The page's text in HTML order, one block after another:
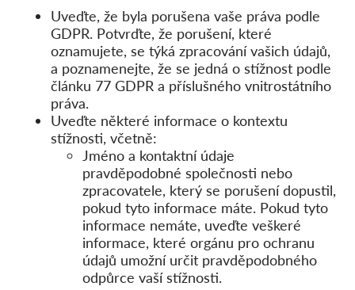
Uveďte, že byla porušena vaše práva podle
GDPR. Potvrďte, že porušení, které
oznamujete, se týká zpracování vašich údajů,
a poznamenejte, že se jedná o stížnost podle
článku 77 GDPR a příslušného vnitrostátního
práva.
Uveďte některé informace o kontextu
stížnosti, včetně:
Jméno a kontaktní údaje
pravděpodobné společnosti nebo
zpracovatele, který se porušení dopustil,
pokud tyto informace máte. Pokud tyto
informace nemáte, uveďte veškeré
informace, které orgánu pro ochranu
údajů umožní určit pravděpodobného
odpůrce vaší stížnosti.